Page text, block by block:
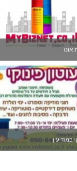
אונו
במודיעין